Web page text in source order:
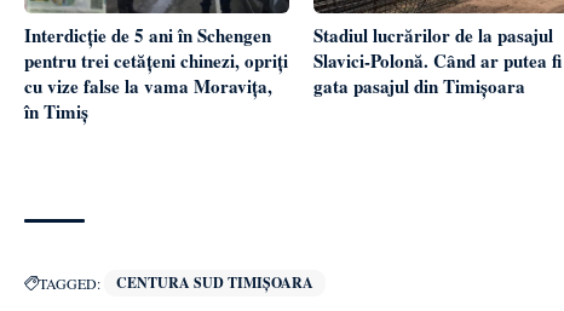
Interdicție de 5 ani în Schengen
pentru trei cetățeni chinezi, opriți
cu vize false la vama Moravița,
în Timiș
Stadiul lucrărilor de la pasajul
Slavici-Polonă. Când ar putea fi
gata pasajul din Timișoara
TAGGED: CENTURA SUD TIMIȘOARA